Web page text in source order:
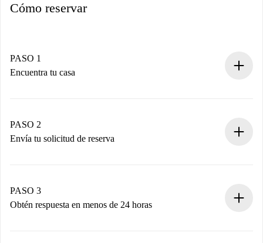
Cómo reservar
PASO 1
Encuentra tu casa
Tienes toda la información necesaria por adelantado.
PASO 2
Envía tu solicitud de reserva
propietario acepte.
PASO 3
Obtén respuesta en menos de 24 horas